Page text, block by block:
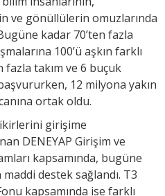
ve gönüllülerin omuzlarında
kadar 70’ten fazla
100’ü aşkın farklı
takım ve 6 buçuk
12 milyona yakın
ortak oldu.
girişime
DENEYAP Girişim ve
kapsamında, bugüne
destek sağlandı. T3
kapsamında ise farklı